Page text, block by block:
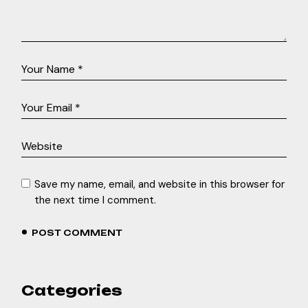
Save my name, email, and website in this browser for
the next time I comment.
POST COMMENT
Categories